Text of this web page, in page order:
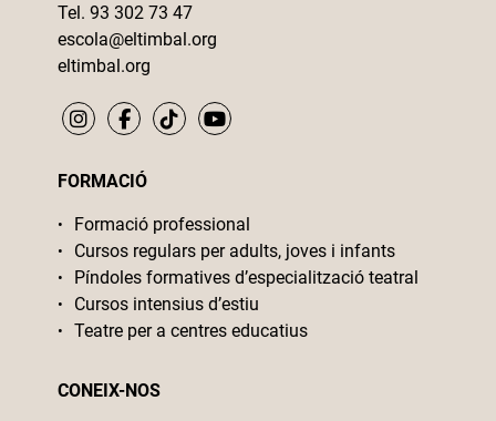
Tel. 93 302 73 47
escola@eltimbal.org
eltimbal.org
FORMACIÓ
Formació professional
Cursos regulars per adults, joves i infants
Píndoles formatives d’especialització teatral
Cursos intensius d’estiu
Teatre per a centres educatius
CONEIX-NOS